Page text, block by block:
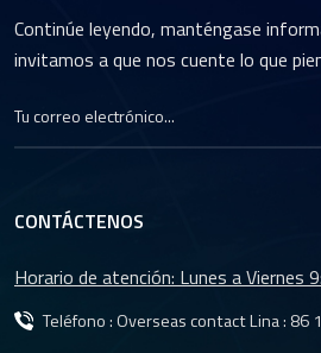
Continúe leyendo, manténgase
invitamos a que nos cuente lo que
CONTÁCTENOS
Horario de atención: Lunes a Viernes
Teléfono : Overseas contact Lina : 86